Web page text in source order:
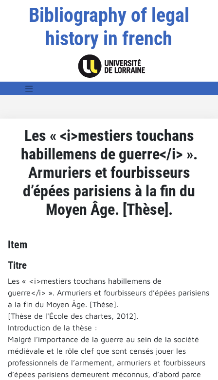
Bibliography of legal
history in french
Les « <i>mestiers touchans
habillemens de guerre</i> ».
Armuriers et fourbisseurs
d’épées parisiens à la fin du
Moyen Âge. [Thèse].
Item
Titre
Les « <i>mestiers touchans habillemens de
guerre</i> ». Armuriers et fourbisseurs d’épées parisiens
à la fin du Moyen Âge. [Thèse].
[Thèse de l'École des chartes, 2012].
Introduction de la thèse :
Malgré l’importance de la guerre au sein de la société
médiévale et le rôle clef que sont censés jouer les
professionnels de l’armement, armuriers et fourbisseurs
d’épées parisiens demeurent méconnus, d’abord parce